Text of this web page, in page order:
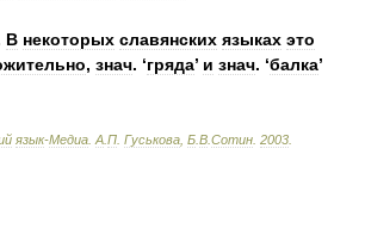
В некоторых славянских языках это
, знач. ‘гряда’ и знач. ‘балка’
язык-Медиа А П Гуськова Б В Сотин 2003